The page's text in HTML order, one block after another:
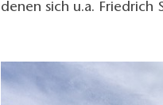
denen sich u.a. Friedrich